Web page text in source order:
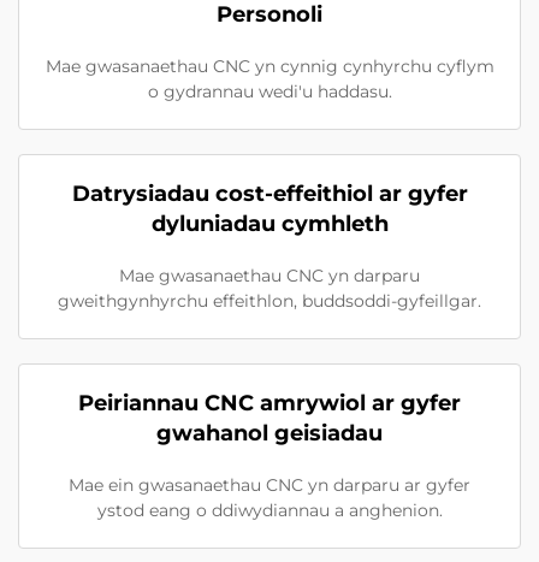
Personoli
Mae gwasanaethau CNC yn cynnig cynhyrchu cyflym
o gydrannau wedi'u haddasu.
Datrysiadau cost-effeithiol ar gyfer
dyluniadau cymhleth
Mae gwasanaethau CNC yn darparu
gweithgynhyrchu effeithlon, buddsoddi-gyfeillgar.
Peiriannau CNC amrywiol ar gyfer
gwahanol geisiadau
Mae ein gwasanaethau CNC yn darparu ar gyfer
ystod eang o ddiwydiannau a anghenion.